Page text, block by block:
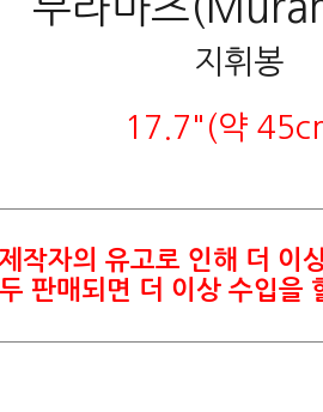
지휘봉
17.7"(약
작자의 유고로 인해 더 이
판매되면 더 이상 수입을